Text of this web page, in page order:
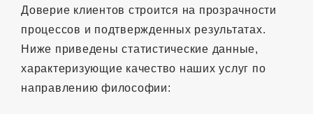
Доверие клиентов строится на прозрачности
процессов и подтвержденных результатах.
Ниже приведены статистические данные,
характеризующие качество наших услуг по
направлению философии: